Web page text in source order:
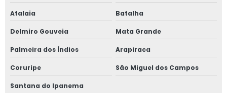
Atalaia Batalha
Delmiro Gouveia Mata Grande
Palmeira dos Índios Arapiraca
Coruripe São Miguel dos Campos
Santana do Ipanema